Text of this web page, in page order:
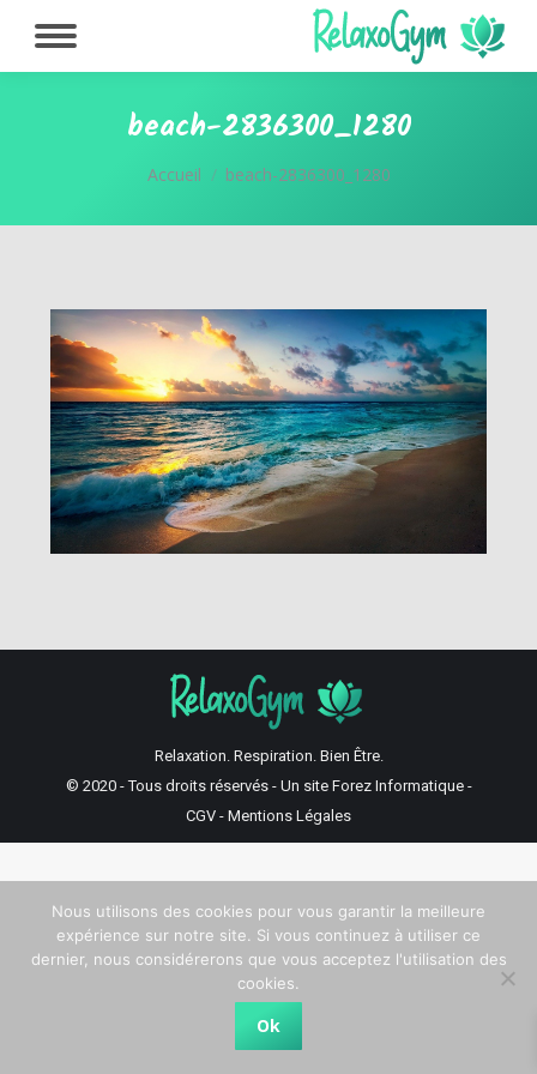
beach-2836300_1280
Vous êtes ici :
Accueil beach-2836300_1280
Relaxation. Respiration. Bien Être.
© 2020 - Tous droits réservés - Un site Forez Informatique-
CGV - Mentions Légales
Nous utilisons des cookies pour vous garantir la meilleure
expérience sur notre site. Si vous continuez à utiliser ce
dernier, nous considérerons que vous acceptez l'utilisation des
cookies.
Ok